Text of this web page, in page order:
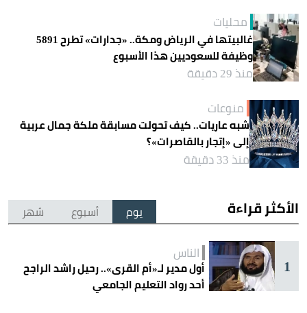
محليات
غالبيتها في الرياض ومكة.. «جدارات» تطرح 5891
وظيفة للسعوديين هذا الأسبوع
منذ 29 دقيقة
منوعات
شبه عاريات.. كيف تحولت مسابقة ملكة جمال عربية
إلى «إتجار بالقاصرات»؟
منذ 33 دقيقة
الأكثر قراءة يوم أسبوع شهر
1
الناس
أول مدير لـ«أم القرى».. رحيل راشد الراجح
أحد رواد التعليم الجامعي